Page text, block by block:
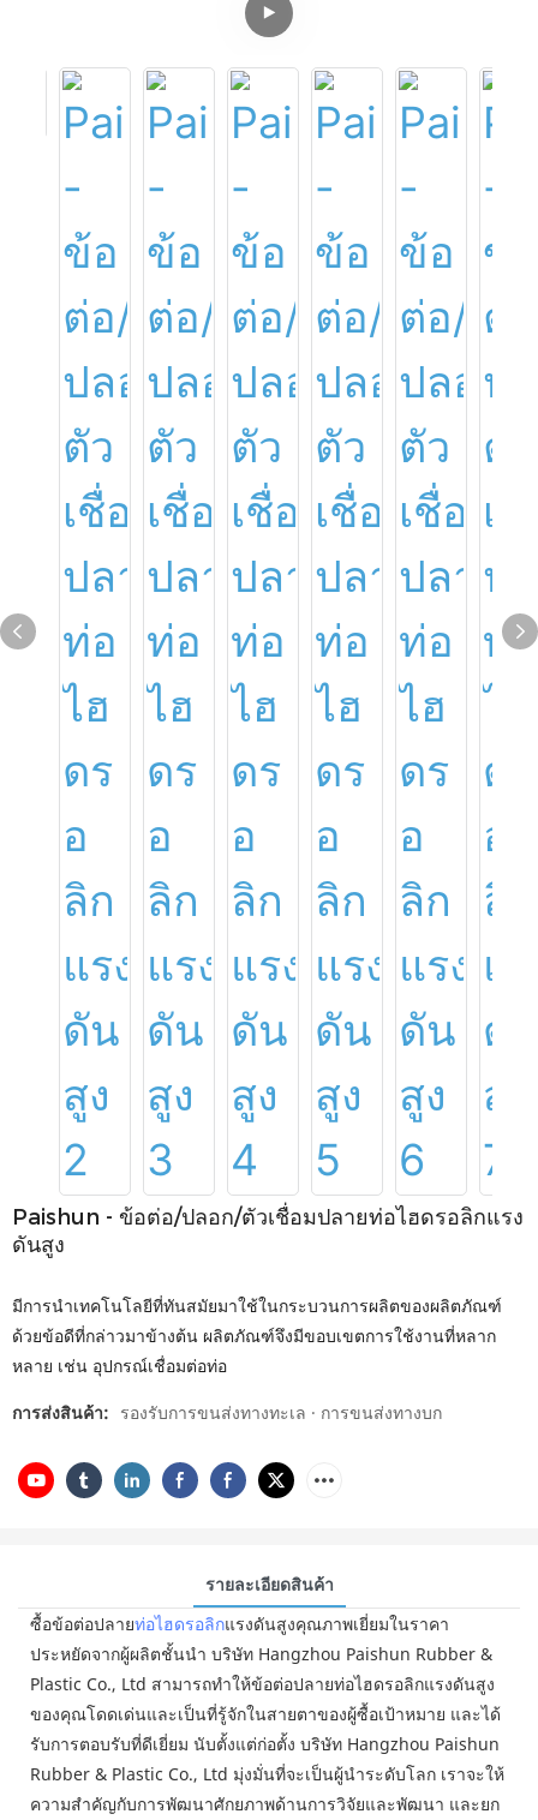
Paishun - ข้อต่อ/ปลอก/ตัวเชื่อมปลายท่อไฮดรอลิกแรง
ดันสูง
มีการนำเทคโนโลยีที่ทันสมัยมาใช้ในกระบวนการผลิตของผลิตภัณฑ์
ด้วยข้อดีที่กล่าวมาข้างต้น ผลิตภัณฑ์จึงมีขอบเขตการใช้งานที่หลาก
หลาย เช่น อุปกรณ์เชื่อมต่อท่อ
การส่งสินค้า: รองรับการขนส่งทางทะเล · การขนส่งทางบก
รายละเอียดสินค้า
ซื้อข้อต่อปลายท่อไฮดรอลิกแรงดันสูงคุณภาพเยี่ยมในราคา
ประหยัดจากผู้ผลิตชั้นนำ บริษัท Hangzhou Paishun Rubber &
Plastic Co., Ltd สามารถทำให้ข้อต่อปลายท่อไฮดรอลิกแรงดันสูง
ของคุณโดดเด่นและเป็นที่รู้จักในสายตาของผู้ซื้อเป้าหมาย และได้
รับการตอบรับที่ดีเยี่ยม นับตั้งแต่ก่อตั้ง บริษัท Hangzhou Paishun
Rubber & Plastic Co., Ltd มุ่งมั่นที่จะเป็นผู้นำระดับโลก เราจะให้
ความสำคัญกับการพัฒนาศักยภาพด้านการวิจัยและพัฒนา และยก